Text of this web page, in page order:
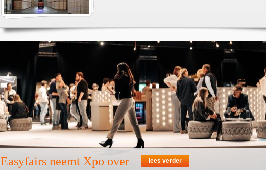
Easyfairs neemt Xpo over lees verder